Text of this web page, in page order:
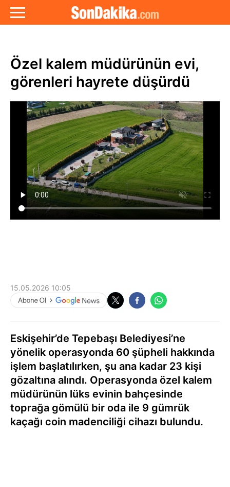
Özel kalem müdürünün evi,
görenleri hayrete düşürdü
15.05.2026 10:05
Eskişehir’de Tepebaşı Belediyesi’ne
yönelik operasyonda 60 şüpheli hakkında
işlem başlatılırken, şu ana kadar 23 kişi
gözaltına alındı. Operasyonda özel kalem
müdürünün lüks evinin bahçesinde
toprağa gömülü bir oda ile 9 gümrük
kaçağı coin madenciliği cihazı bulundu.